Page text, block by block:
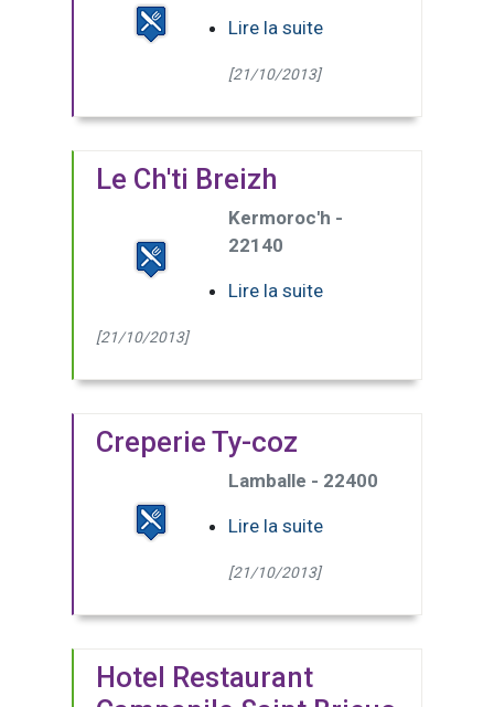
Lire la suite
[21/10/2013]
Le Ch'ti Breizh
Kermoroc'h -
22140
Lire la suite
[21/10/2013]
Creperie Ty-coz
Lamballe - 22400
Lire la suite
[21/10/2013]
Hotel Restaurant